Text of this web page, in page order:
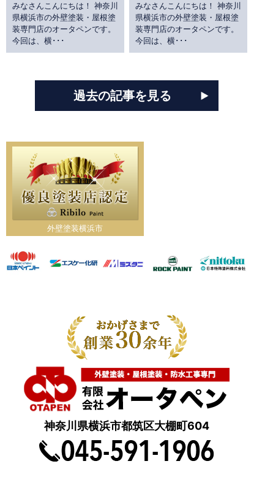
みなさんこんにちは！ 神奈川
県横浜市の外壁塗装・屋根塗
装専門店のオータペンです。
今回は、横･･･
みなさんこんにちは！ 神奈川
県横浜市の外壁塗装・屋根塗
装専門店のオータペンです。
今回は、横･･･
過去の記事を見る
外壁塗装横浜市
神奈川県横浜市都筑区大棚町604